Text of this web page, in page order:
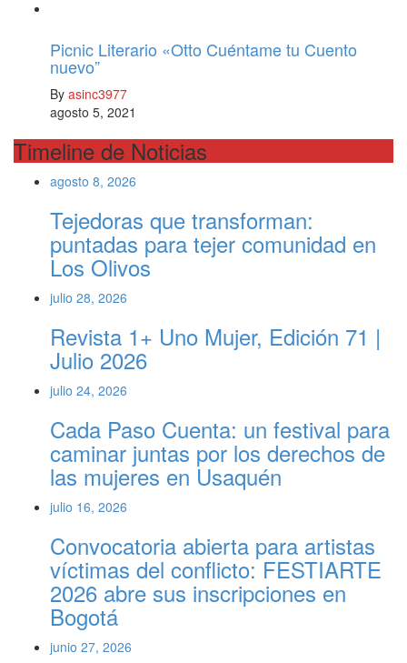
Picnic Literario «Otto Cuéntame tu Cuento
nuevo”
By asinc3977
agosto 5, 2021
Timeline de Noticias
agosto 8, 2026
Tejedoras que transforman:
puntadas para tejer comunidad en
Los Olivos
julio 28, 2026
Revista 1+ Uno Mujer, Edición 71 |
Julio 2026
julio 24, 2026
Cada Paso Cuenta: un festival para
caminar juntas por los derechos de
las mujeres en Usaquén
julio 16, 2026
Convocatoria abierta para artistas
víctimas del conflicto: FESTIARTE
2026 abre sus inscripciones en
Bogotá
junio 27, 2026